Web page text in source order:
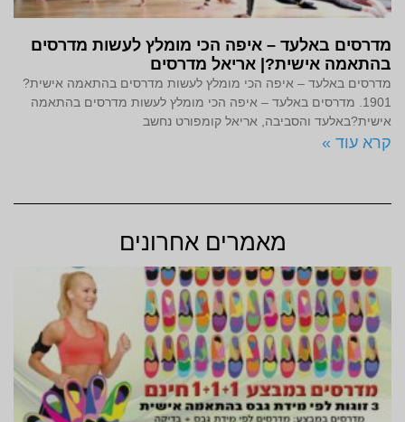
מדרסים באלעד – איפה הכי מומלץ לעשות מדרסים
בהתאמה אישית?| אריאל מדרסים
מדרסים באלעד – איפה הכי מומלץ לעשות מדרסים בהתאמה אישית?
1901. מדרסים באלעד – איפה הכי מומלץ לעשות מדרסים בהתאמה
אישית?באלעד והסביבה, אריאל קומפורט נחשב
קרא עוד »
מאמרים אחרונים